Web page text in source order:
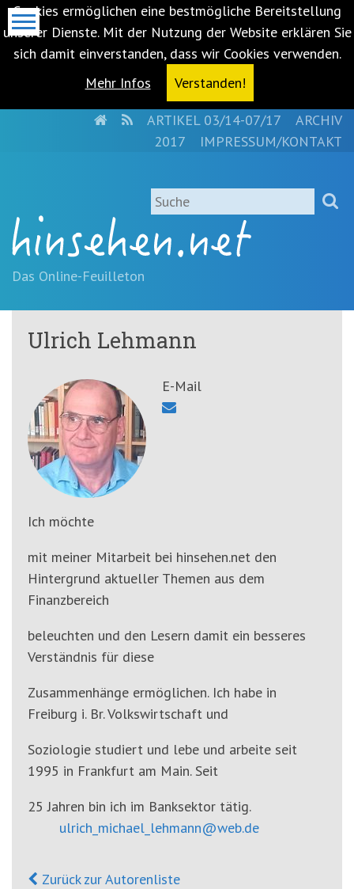
Cookies ermöglichen eine bestmögliche Bereitstellung
unserer Dienste. Mit der Nutzung der Website erklären Sie
sich damit einverstanden, dass wir Cookies verwenden.
Mehr Infos
Verstanden!
springen
(Accesskey
'1')Zur
springen
(Accesskey
springen
(Accesskey
HOMERSSARTIKEL 03/14-07/17
ARCHIV
2017
IMPRESSUM/KONTAKT
Suche
Das Online-Feuilleton
Ulrich Lehmann
Ich möchte
mit meiner Mitarbeit bei hinsehen.net den
Hintergrund aktueller Themen aus dem
Finanzbereich
beleuchten und den Lesern damit ein besseres
Verständnis für diese
Zusammenhänge ermöglichen. Ich habe in
Freiburg i. Br. Volkswirtschaft und
Soziologie studiert und lebe und arbeite seit
1995 in Frankfurt am Main. Seit
25 Jahren bin ich im Banksektor tätig.
E-Mail
ulrich_michael_lehmann@web.de
Zurück zur Autorenliste